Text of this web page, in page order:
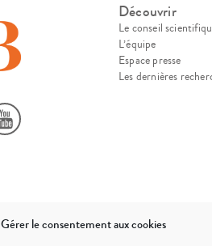
Gérer le consentement aux cookies
Découvrir
Le conseil
L’équipe
Espace presse
Les dernières